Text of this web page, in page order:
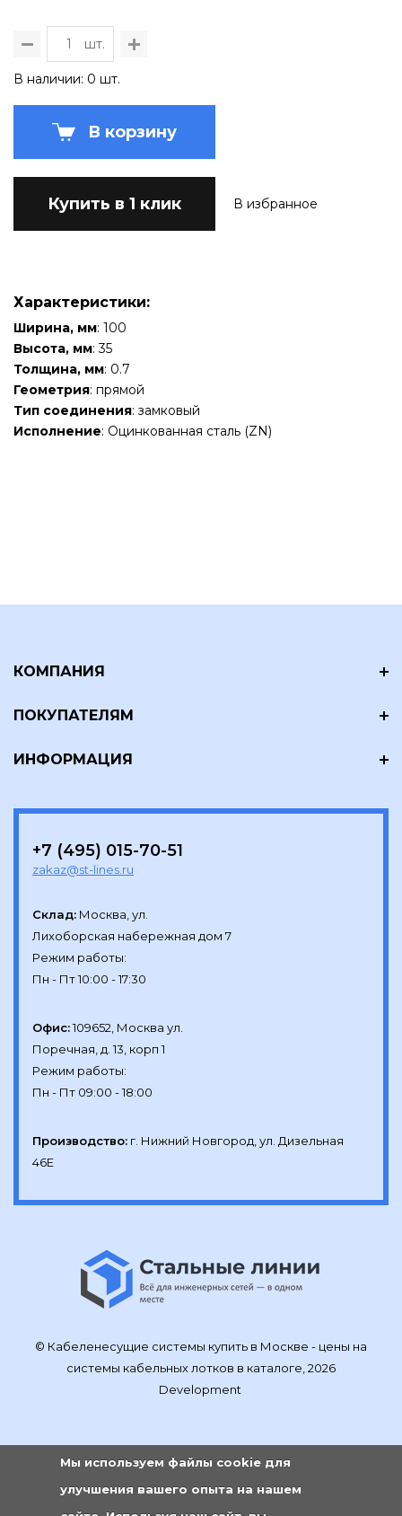
шт.
В наличии: 0 шт.
В корзину
Купить в 1 клик В избранное
Характеристики:
Ширина, мм: 100
Высота, мм: 35
Толщина, мм: 0.7
Геометрия: прямой
Тип соединения: замковый
Исполнение: Оцинкованная сталь (ZN)
КОМПАНИЯ
ПОКУПАТЕЛЯМ
ИНФОРМАЦИЯ
+7 (495) 015-70-51
zakaz@st-lines.ru
Склад: Москва, ул.
Лихоборская набережная дом 7
Режим работы:
Офис:109652, Москва ул.
Поречная, д. 13, корп 1
Режим работы:
Производство: г. Нижний Новгород, ул. Дизельная
46Е
© Кабеленесущие системы купить в Москве - цены на
системы кабельных лотков в каталоге, 2026
Development
Мы используем файлы cookie для
улучшения вашего опыта на нашем